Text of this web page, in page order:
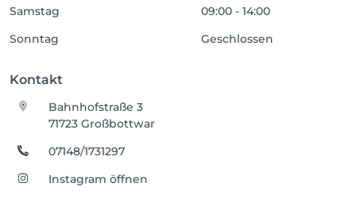
Samstag
09:00 - 14:00
Sonntag
Geschlossen
Kontakt
Bahnhofstraße 3
71723 Großbottwar
07148/1731297
Instagram öffnen